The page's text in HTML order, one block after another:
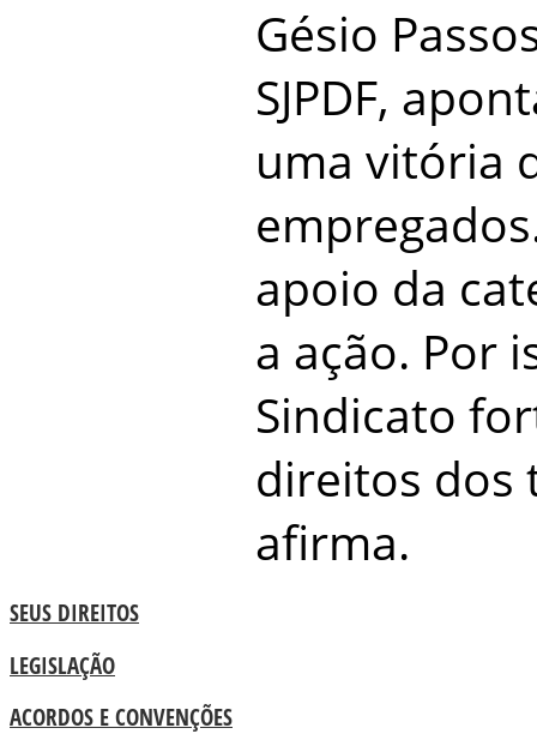
Gésio
SJPDF,
uma vitória
apoio da
a ação. Por
Sindicato
direitos dos
afirma.
SEUS DIREITOS
LEGISLAÇÃO
ACORDOS E CONVENÇÕES